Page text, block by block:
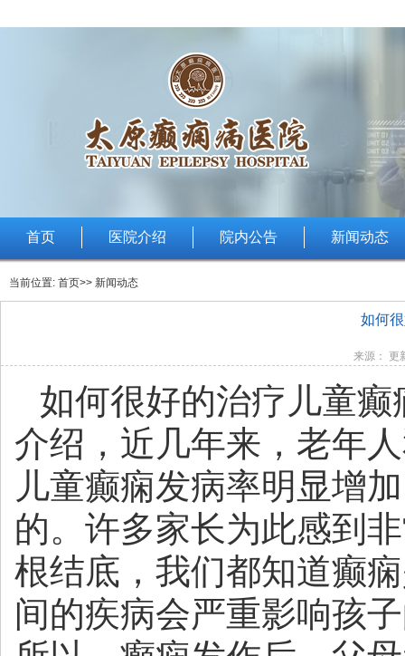
首页 医院介绍 院内公告 新闻动态
当前位置: 首页>> 新闻动态
如何
来源：
如何很好的治疗儿童癫
介绍，近几年来，老年
儿童癫痫发病率明显增
的。许多家长为此感到
根结底，我们都知道癫
间的疾病会严重影响孩